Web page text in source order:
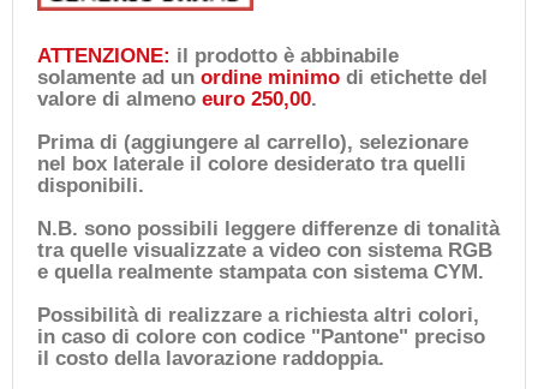
ATTENZIONE: il prodotto è abbinabile
solamente ad un ordine minimo di etichette del
valore di almeno euro 250,00.
Prima di (aggiungere al carrello), selezionare
nel box laterale il colore desiderato tra quelli
disponibili.
N.B. sono possibili leggere differenze di tonalità
tra quelle visualizzate a video con sistema RGB
e quella realmente stampata con sistema CYM.
Possibilità di realizzare a richiesta altri colori,
in caso di colore con codice "Pantone" preciso
il costo della lavorazione raddoppia.